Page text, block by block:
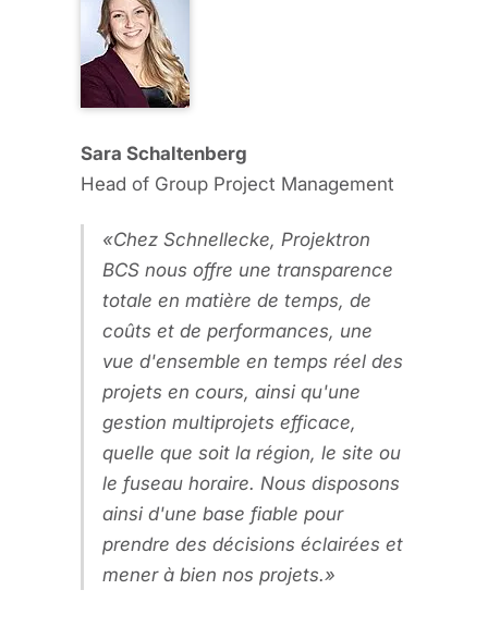
Sara Schaltenberg
Head of Group Project Management
Chez Schnellecke, Projektron
BCS nous offre une transparence
totale en matière de temps, de
coûts et de performances, une
vue d'ensemble en temps réel des
projets en cours, ainsi qu'une
gestion multiprojets efficace,
quelle que soit la région, le site ou
le fuseau horaire. Nous disposons
ainsi d'une base fiable pour
prendre des décisions éclairées et
mener à bien nos projets.